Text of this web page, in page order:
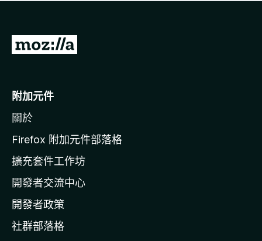
有
前
o
i
l
a
官
網
附加元件
關於
Firefox 附加元件部落格
擴充套件工作坊
開發者交流中心
開發者政策
社群部落格